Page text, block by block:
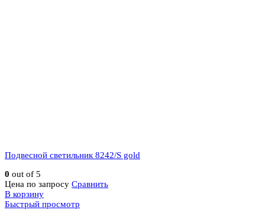
Подвесной светильник 8242/S gold
0 out of 5
Цена по запросу Сравнить
В корзину
Быстрый просмотр